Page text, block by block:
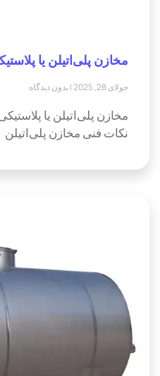
مخازن پلی‌اتیلن یا
جولای 28, 2025 بدون دیدگاه
مخازن پلی‌اتیلن یا
نکات فنی مخازن پلی‌اتیلن